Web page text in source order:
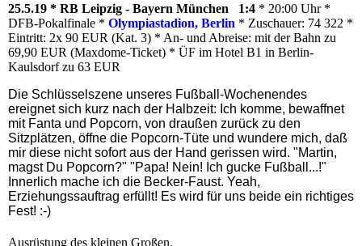
25.5.19 * RB Leipzig - Bayern München 1:4 * 20:00 Uhr *
DFB-Pokalfinale * Olympiastadion, Berlin * Zuschauer: 74 322 *
Eintritt: 2x 90 EUR (Kat. 3) * An- und Abreise: mit der Bahn zu
69,90 EUR (Maxdome-Ticket) * ÜF im Hotel B1 in Berlin-
Kaulsdorf zu 63 EUR
Die Schlüsselszene unseres Fußball-Wochenendes
ereignet sich kurz nach der Halbzeit: Ich komme, bewaffnet
mit Fanta und Popcorn, von draußen zurück zu den
Sitzplätzen, öffne die Popcorn-Tüte und wundere mich, daß
mir diese nicht sofort aus der Hand gerissen wird. "Martin,
magst Du Popcorn?" "Papa! Nein! Ich gucke Fußball...!"
Innerlich mache ich die Becker-Faust. Yeah,
Erziehungssauftrag erfüllt! Es wird für uns beide ein richtiges
Fest! :-)
Ausrüstung des kleinen Großen.